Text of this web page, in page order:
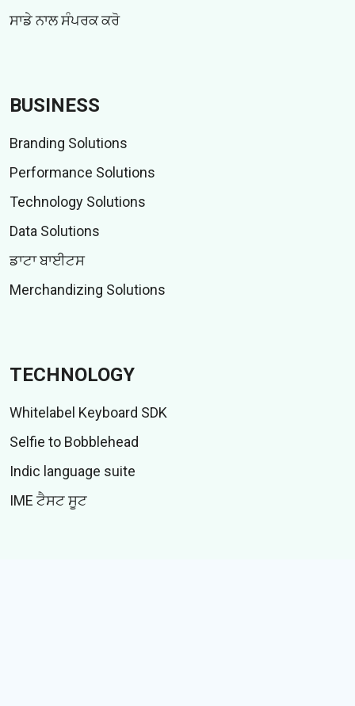
ਸਾਡੇ ਨਾਲ ਸੰਪਰਕ ਕਰੋ
BUSINESS
Branding Solutions
Performance Solutions
Technology Solutions
Data Solutions
ਡਾਟਾ ਬਾਈਟਸ
Merchandizing Solutions
TECHNOLOGY
Whitelabel Keyboard SDK
Selfie to Bobblehead
Indic language suite
IME ਟੈਸਟ ਸੂਟ